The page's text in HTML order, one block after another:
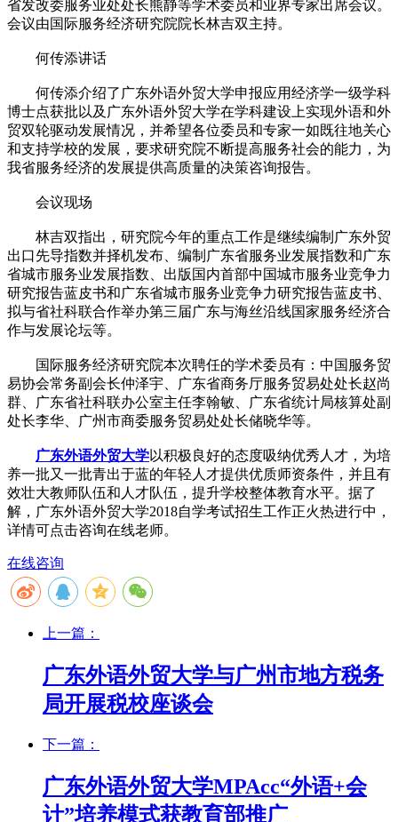
省发改委服务业处处长熊静等学术委员和业界专家出席会议。
会议由国际服务经济研究院院长林吉双主持。
何传添讲话
何传添介绍了广东外语外贸大学申报应用经济学一级学科
博士点获批以及广东外语外贸大学在学科建设上实现外语和外
贸双轮驱动发展情况，并希望各位委员和专家一如既往地关心
和支持学校的发展，要求研究院不断提高服务社会的能力，为
我省服务经济的发展提供高质量的决策咨询报告。
会议现场
林吉双指出，研究院今年的重点工作是继续编制广东外贸
出口先导指数并择机发布、编制广东省服务业发展指数和广东
省城市服务业发展指数、出版国内首部中国城市服务业竞争力
研究报告蓝皮书和广东省城市服务业竞争力研究报告蓝皮书、
拟与省社科联合作举办第三届广东与海丝沿线国家服务经济合
作与发展论坛等。
国际服务经济研究院本次聘任的学术委员有：中国服务贸
易协会常务副会长仲泽宇、广东省商务厅服务贸易处处长赵尚
群、广东省社科联办公室主任李翰敏、广东省统计局核算处副
处长李华、广州市商委服务贸易处处长储晓华等。
广东外语外贸大学以积极良好的态度吸纳优秀人才，为培
养一批又一批青出于蓝的年轻人才提供优质师资条件，并且有
效壮大教师队伍和人才队伍，提升学校整体教育水平。据了
解，广东外语外贸大学2018自学考试招生工作正火热进行中，
详情可点击咨询在线老师。
在线咨询
上一篇：
广东外语外贸大学与广州市地方税务
局开展税校座谈会
下一篇：
广东外语外贸大学MPAcc“外语+会
计”培养模式获教育部推广